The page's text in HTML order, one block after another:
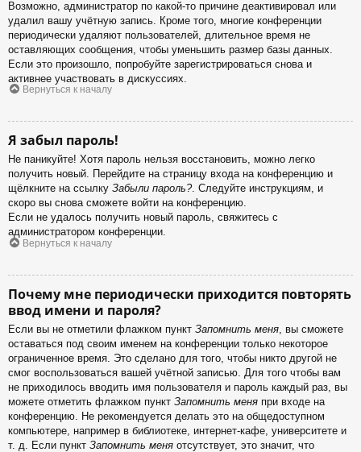
Возможно, администратор по какой-то причине деактивировал или
удалил вашу учётную запись. Кроме того, многие конференции
периодически удаляют пользователей, длительное время не
оставляющих сообщения, чтобы уменьшить размер базы данных.
Если это произошло, попробуйте зарегистрироваться снова и
активнее участвовать в дискуссиях.
Вернуться к началу
Я забыл пароль!
Не паникуйте! Хотя пароль нельзя восстановить, можно легко
получить новый. Перейдите на страницу входа на конференцию и
щёлкните на ссылку Забыли пароль?. Следуйте инструкциям, и
скоро вы снова сможете войти на конференцию.
Если не удалось получить новый пароль, свяжитесь с
администратором конференции.
Вернуться к началу
Почему мне периодически приходится повторять
ввод имени и пароля?
Если вы не отметили флажком пункт Запомнить меня , вы сможете
оставаться под своим именем на конференции только некоторое
ограниченное время. Это сделано для того, чтобы никто другой не
смог воспользоваться вашей учётной записью. Для того чтобы вам
не приходилось вводить имя пользователя и пароль каждый раз, вы
можете отметить флажком пункт Запомнить меня при входе на
конференцию. Не рекомендуется делать это на общедоступном
компьютере, например в библиотеке, интернет-кафе, университете и
т. д. Если пункт Запомнить меня отсутствует, это значит, что